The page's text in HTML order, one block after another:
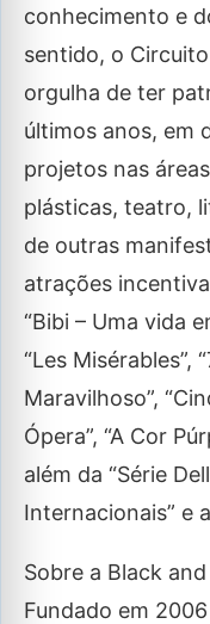
conhecimento e
sentido, o
orgulha de ter
últimos anos, em
projetos nas
plásticas, teatro,
de outras
atrações
“Bibi – Uma vida
“Les Misérables”,
Maravilhoso”,
Ópera”, “A Cor
além da “Série
Internacionais” e
Sobre a Black and
Fundado em